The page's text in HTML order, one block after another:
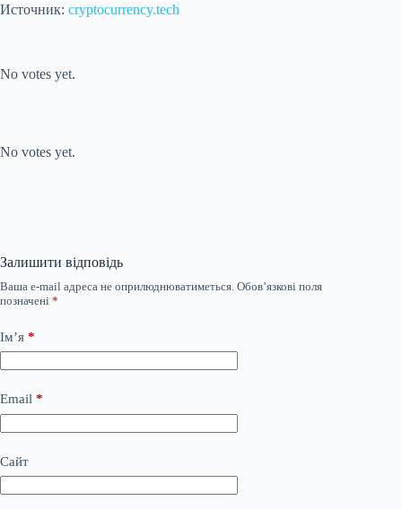
Источник: cryptocurrency.tech
No votes yet.
No votes yet.
Залишити відповідь
Ваша e-mail адреса не оприлюднюватиметься. Обов’язкові поля
позначені *
Ім’я *
Email *
Сайт